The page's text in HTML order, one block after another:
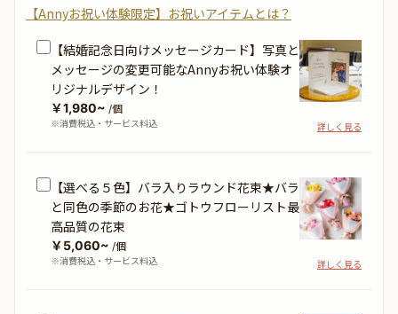
【Annyお祝い体験限定】お祝いアイテムとは？
【結婚記念日向けメッセージカード】写真と
メッセージの変更可能なAnnyお祝い体験オ
リジナルデザイン！
￥1,980~ /個
※消費税込・サービス料込
詳しく見る
【選べる５色】バラ入りラウンド花束★バラ
と同色の季節のお花★ゴトウフローリスト最
高品質の花束
￥5,060~ /個
※消費税込・サービス料込
詳しく見る